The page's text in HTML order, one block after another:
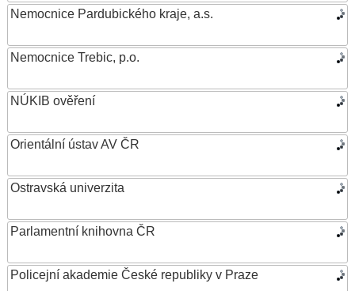
Nemocnice Pardubického kraje, a.s.
Nemocnice Trebic, p.o.
NÚKIB ověření
Orientální ústav AV ČR
Ostravská univerzita
Parlamentní knihovna ČR
Policejní akademie České republiky v Praze